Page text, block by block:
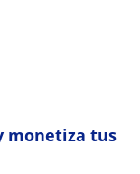
monetiza tus